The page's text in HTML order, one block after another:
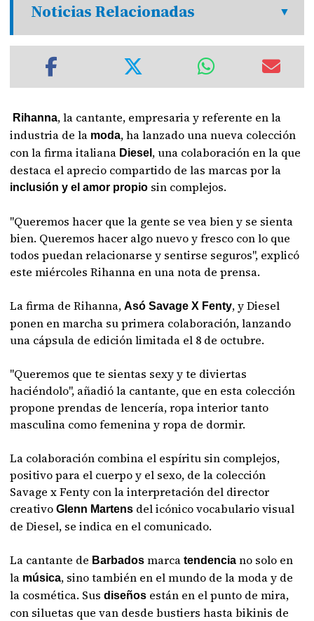
Noticias Relacionadas
Rihanna, la cantante, empresaria y referente en la
industria de la moda, ha lanzado una nueva colección
con la firma italiana Diesel , una colaboración en la que
destaca el aprecio compartido de las marcas por la
inclusión y el amor propio sin complejos.
"Queremos hacer que la gente se vea bien y se sienta
bien. Queremos hacer algo nuevo y fresco con lo que
todos puedan relacionarse y sentirse seguros", explicó
este miércoles Rihanna en una nota de prensa.
La firma de Rihanna,Asó Savage X Fenty, y Diesel
ponen en marcha su primera colaboración, lanzando
una cápsula de edición limitada el 8 de octubre.
"Queremos que te sientas sexy y te diviertas
haciéndolo", añadió la cantante, que en esta colección
propone prendas de lencería, ropa interior tanto
masculina como femenina y ropa de dormir.
La colaboración combina el espíritu sin complejos,
positivo para el cuerpo y el sexo, de la colección
Savage x Fenty con la interpretación del director
creativoGlenn Martens del icónico vocabulario visual
de Diesel, se indica en el comunicado.
La cantante de Barbadosmarcatendenciano solo en
la música, sino también en el mundo de la moda y de
la cosmética. Susdiseños están en el punto de mira,
con siluetas que van desde bustiers hasta bikinis de